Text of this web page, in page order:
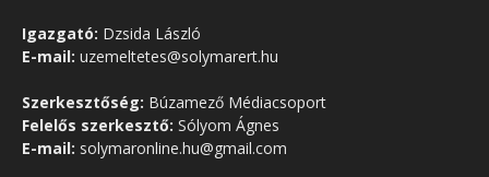
Igazgató: Dzsida László
E-mail: uzemeltetes@solymarert.hu
Szerkesztőség: Búzamező Médiacsoport
Felelős szerkesztő: Sólyom Ágnes
E-mail: solymaronline.hu@gmail.com